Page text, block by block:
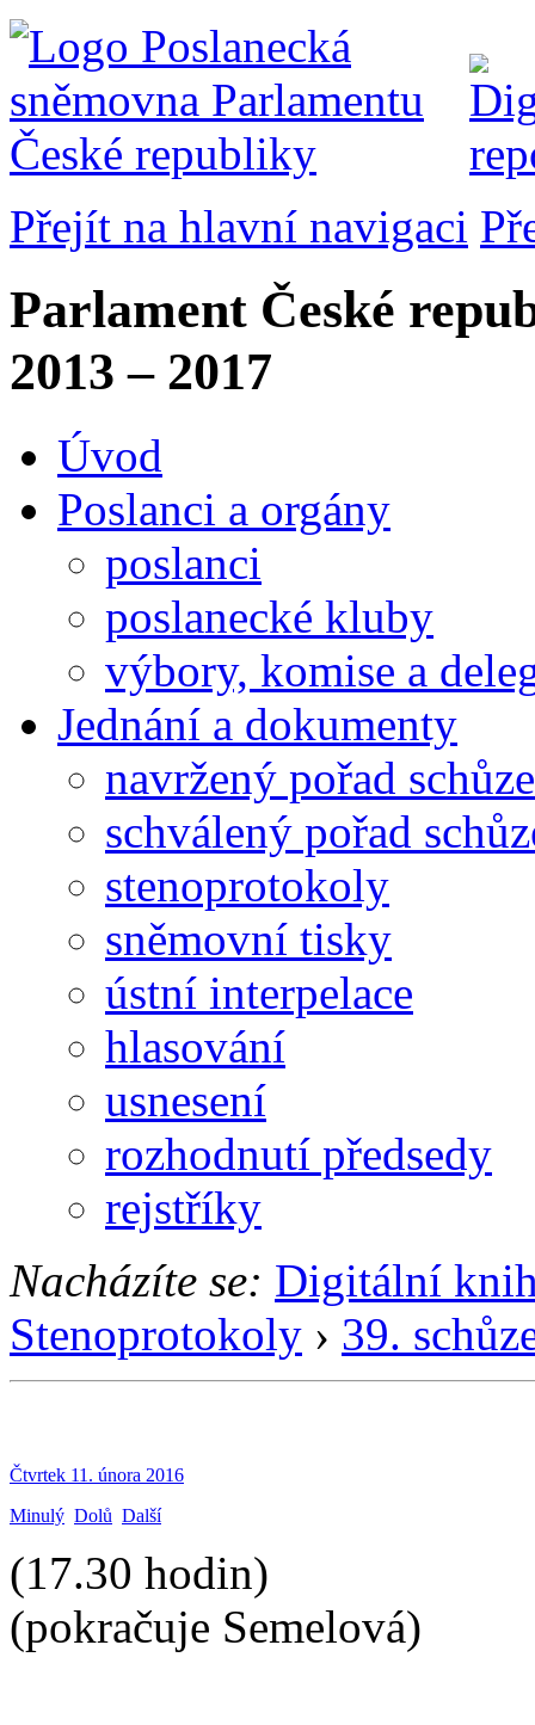
Přejít na hlavní navigaci
Parlament České
2013 – 2017
Úvod
Poslanci a orgány
poslanci
poslanecké kluby
výbory, komise a
Jednání a dokumenty
navržený pořad schůze
schválený pořad
stenoprotokoly
sněmovní tisky
ústní interpelace
hlasování
usnesení
rozhodnutí předsedy
rejstříky
Nacházíte se: Digitální
Stenoprotokoly › 39.
Čtvrtek 11. února 2016
Minulý Dolů Další
(17.30 hodin)
(pokračuje Semelová)